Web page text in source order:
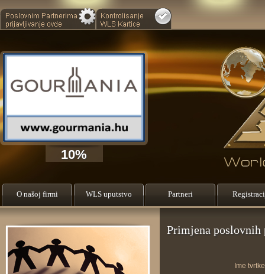
10%
O našoj firmi WLS uputstvo Partneri
Primjena poslovnih
Ime